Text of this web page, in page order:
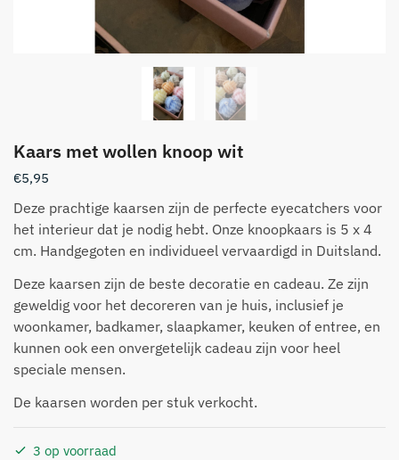
Kaars met wollen knoop wit
€5,95
Deze prachtige kaarsen zijn de perfecte eyecatchers voor
het interieur dat je nodig hebt. Onze knoopkaars is 5 x 4
cm. Handgegoten en individueel vervaardigd in Duitsland.
Deze kaarsen zijn de beste decoratie en cadeau. Ze zijn
geweldig voor het decoreren van je huis, inclusief je
woonkamer, badkamer, slaapkamer, keuken of entree, en
kunnen ook een onvergetelijk cadeau zijn voor heel
speciale mensen.
De kaarsen worden per stuk verkocht.
3 op voorraad